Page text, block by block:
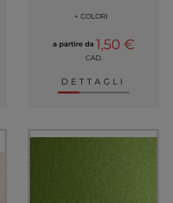
+ COLORI
a partire da 1,50 €
CAD.
DETTAGLI